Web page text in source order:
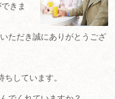
きま
ただき誠にありがとうござ
しています。